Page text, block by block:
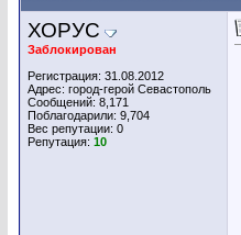
ХОРУС
Заблокирован
Регистрация: 31.08.2012
Адрес: город-герой Севастополь
Сообщений: 8,171
Поблагодарили: 9,704
Вес репутации: 0
Репутация: 10